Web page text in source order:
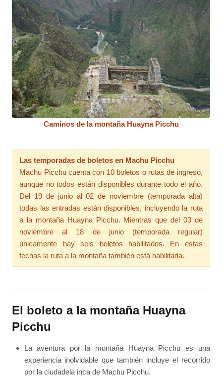
Caminos de la montaña Huayna Picchu
Las temporadas de boletos en Machu Picchu
Machu Picchu cuenta con 10 boletos o rutas de ingreso,
aunque no todos están disponibles durante todo el año.
Del 19 de junio al 02 de noviembre (temporada alta)
todas las entradas están disponibles, incluyendo la ruta
a la montaña Huayna Picchu. Mientras que del 03 de
noviembre al 18 de junio (temporada regular)
únicamente hay seis boletos habilitados. En estas
fechas la ruta a la montaña también está habilitada.
El boleto a la montaña Huayna
Picchu
La aventura por la montaña Huayna Picchu es una
experiencia inolvidable que también incluye el recorrido
por la ciudadela inca de Machu Picchu.